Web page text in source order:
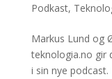
Podkast,
Markus Lund og
teknologia.no gir
i sin nye